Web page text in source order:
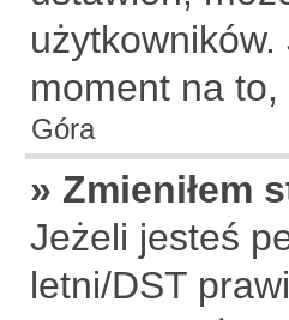
moment na
Góra
» Zmieniłem
Jeżeli jesteś
letni/DST